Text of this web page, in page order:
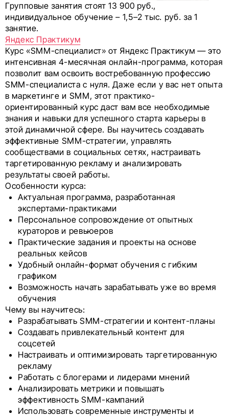
Групповые занятия стоят 13 900 руб.,
индивидуальное обучение – 1,5–2 тыс. руб. за 1
занятие.
Яндекс Практикум
Курс «SMM-специалист» от Яндекс Практикум — это
интенсивная 4-месячная онлайн-программа, которая
позволит вам освоить востребованную профессию
SMM-специалиста с нуля. Даже если у вас нет опыта
в маркетинге и SMM, этот практико-
ориентированный курс даст вам все необходимые
знания и навыки для успешного старта карьеры в
этой динамичной сфере. Вы научитесь создавать
эффективные SMM-стратегии, управлять
сообществами в социальных сетях, настраивать
таргетированную рекламу и анализировать
результаты своей работы.
Особенности курса:
Актуальная программа, разработанная
экспертами-практиками
Персональное сопровождение от опытных
кураторов и ревьюеров
Практические задания и проекты на основе
реальных кейсов
Удобный онлайн-формат обучения с гибким
графиком
Возможность начать зарабатывать уже во время
обучения
Чему вы научитесь:
Разрабатывать SMM-стратегии и контент-планы
Создавать привлекательный контент для
соцсетей
Настраивать и оптимизировать таргетированную
рекламу
Работать с блогерами и лидерами мнений
Анализировать метрики и повышать
эффективность SMM-кампаний
Использовать современные инструменты и